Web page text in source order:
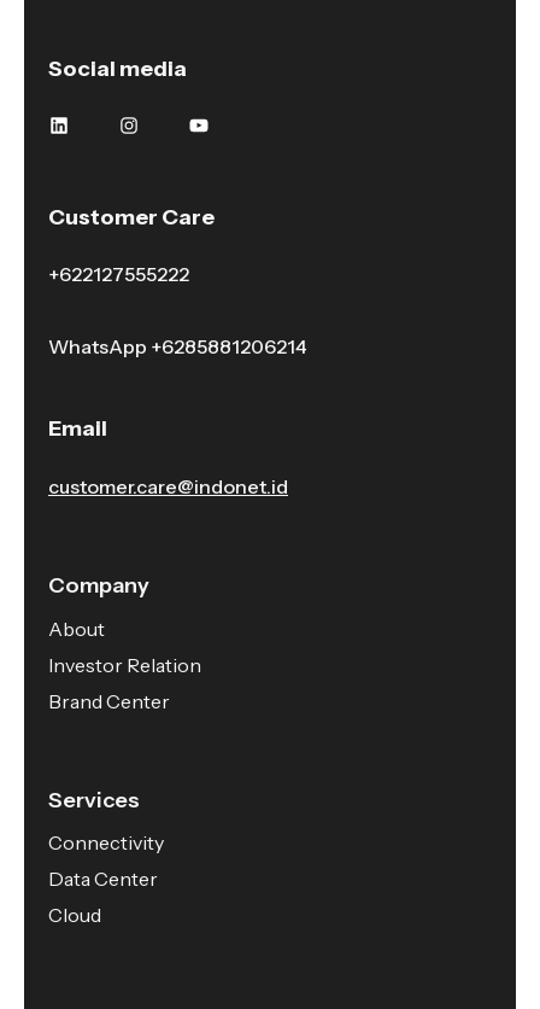
Social media
Customer Care
+622127555222
WhatsApp +6285881206214
Email
customer.care@indonet.id
Company
About
Investor Relation
Brand Center
Services
Connectivity
Data Center
Cloud